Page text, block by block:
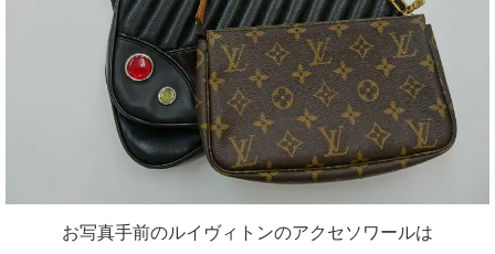
お写真手前のルイヴィトンのアクセソワールは